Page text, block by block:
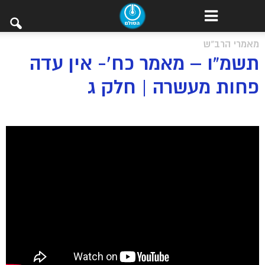
מאמרי הרב"ש
תשמ”ו – מאמר כח’- אין עדה
פחות מעשרה | חלק ג